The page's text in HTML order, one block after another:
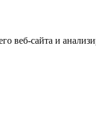
веб-сайта и